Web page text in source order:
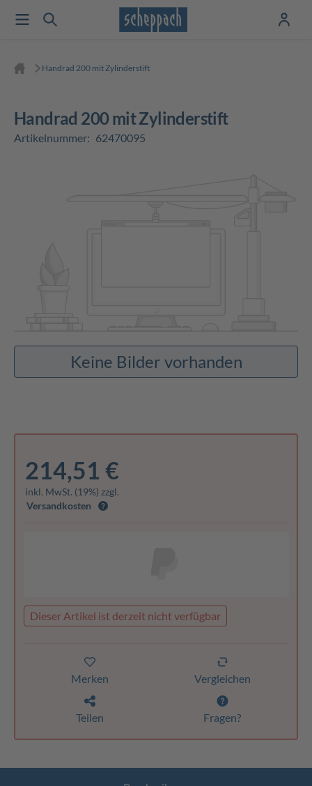
Handrad 200 mit Zylinderstift
Handrad 200 mit Zylinderstift
Artikelnummer: 62470095
Keine Bilder vorhanden
214,51 €
inkl. MwSt. (19%) zzgl.
Versandkosten
Dieser Artikel ist derzeit nicht verfügbar
Merken Vergleichen
Teilen Fragen?